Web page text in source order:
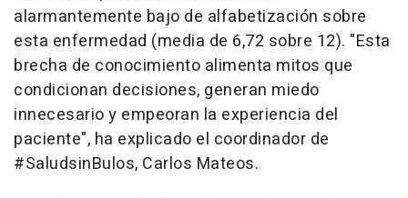
alarmantemente bajo de alfabetización sobre
esta enfermedad (media de 6,72 sobre 12). "Esta
brecha de conocimiento alimenta mitos que
condicionan decisiones, generan miedo
innecesario y empeoran la experiencia del
paciente", ha explicado el coordinador de
#SaludsinBulos, Carlos Mateos.